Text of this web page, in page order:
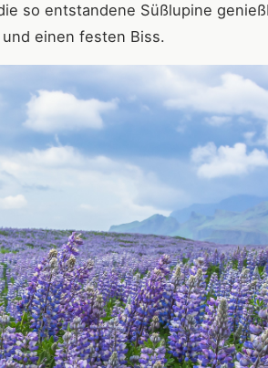
so entstandene Süßlupine
einen festen Biss.